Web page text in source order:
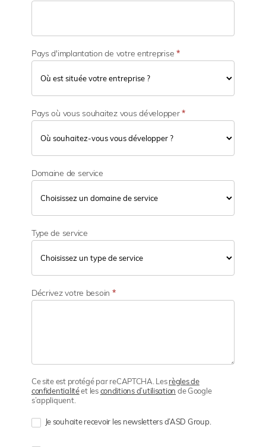
Pays d'implantation de votre entreprise *
Pays où vous souhaitez vous développer*
Domaine de service
Type de service
Décrivez votre besoin *
Ce site est protégé par reCAPTCHA. Lesrègles de
confidentialitéet lesconditions d’utilisation de Google
s’appliquent.
Je souhaite recevoir les newsletters d’ASD Group.